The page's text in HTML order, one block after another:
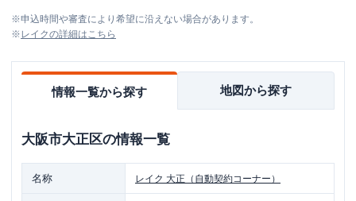
※申込時間や審査により希望に沿えない場合があります。
※ レイクの詳細はこちら
情報一覧から探す 地図から探す
大阪市大正区の情報一覧
名称 レイク 大正（自動契約コーナー）